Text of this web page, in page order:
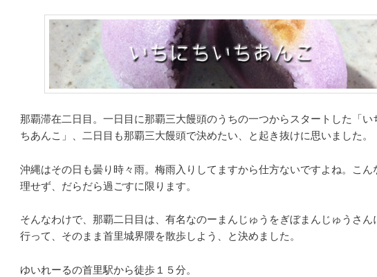
那覇滞在二日目。一日目に那覇三大饅頭のうちの一つからスタートした「い
ちあんこ」、二日目も那覇三大饅頭で決めたい、と起き抜けに思いました。
沖縄はその日も曇り時々雨。梅雨入りしてますから仕方ないですよね。こん
理せず、だらだら過ごすに限ります。
そんなわけで、那覇二日目は、有名なのーまんじゅうをぎぼまんじゅうさん
行って、そのまま首里城界隈を散歩しよう、と決めました。
ゆいれーるの首里駅から徒歩１５分。